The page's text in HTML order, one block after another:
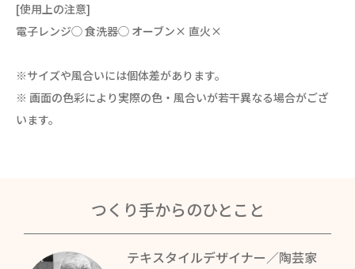
[使用上の注意]
電子レンジ◯ 食洗器◯ オーブン× 直火×
※サイズや風合いには個体差があります。
※ 画面の色彩により実際の色・風合いが若干異なる場合がござ
います。
つくり手からのひとこと
テキスタイルデザイナー／陶芸家